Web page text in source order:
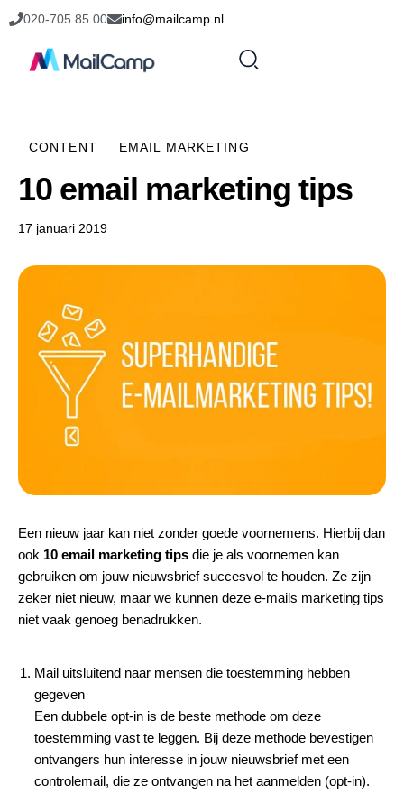
020-705 85 00 info@mailcamp.nl
CONTENT EMAIL MARKETING
10 email marketing tips
17 januari 2019
Een nieuw jaar kan niet zonder goede voornemens. Hierbij dan
ook 10 email marketing tips die je als voornemen kan
gebruiken om jouw nieuwsbrief succesvol te houden. Ze zijn
zeker niet nieuw, maar we kunnen deze e-mails marketing tips
niet vaak genoeg benadrukken.
Mail uitsluitend naar mensen die toestemming hebben
gegeven
Een dubbele opt-in is de beste methode om deze
toestemming vast te leggen. Bij deze methode bevestigen
ontvangers hun interesse in jouw nieuwsbrief met een
controlemail, die ze ontvangen na het aanmelden (opt-in).